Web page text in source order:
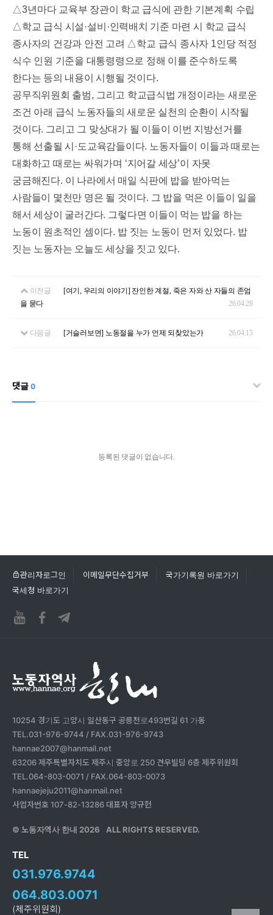
△3년마다 교육부 장관이 학교 급식에 관한 기본계획 수립
△학교 급식 시설 ·설비 ·인력배치 기준 마련 시 학교 급식
종사자의 건강과 안전 고려 △학교 급식 종사자 1인당 적정
식수 인원 기준을 대통령령으로 정해 이를 준수하도록
한다는 등의 내용이 시행될 것이다.
공무직위원회 출범, 그리고 학교급식법 개정이라는 새로운
조건 아래 급식 노동자들의 새로운 실천의 순환이 시작될
것이다. 그리고 그 맞상대가 될 이들이 이번 지방선거를
통해 선출될 시 · 도교육감들이다. 노동자들이 이들과 때로는
대화하고 때로는 싸워가며 ‘지어갈 세상’이 자못
궁금해진다. 이 나라에서 매일 식판에 밥을 받아먹는
사람들이 몇천만 명은 될 것이다. 그 밥을 먹은 이들이 일을
해서 세상이 굴러간다. 그렇다면 이들이 먹는 밥을 하는
노동이 원초적인 셈이다. 밥 짓는 노동이 먼저 있었다. 밥
짓는 노동자는 오늘도 세상을 짓고 있다.
이전글
[여기, 우리의 이야기] 잔인한 계절, 죽은 자와 산 자들의 존엄
을 묻다
26.04.28
다음글 [거슬러보면] 노동절을 누가 언제 되찾았는가 26.04.15
댓글 0
등록된 댓글이 없습니다.
관리자로그인 이메일무단수집거부
국가기록원 바로가기
국세청 바로가기
10254 경기도 고양시 일산동구 공릉천로493번길 61 가동
TEL.031-976-9744 / FAX.031-976-9743
hannae2007@hanmail.net
63206 제주특별자치도 제주시 중앙로 250 견우빌딩 6층 제주위원회
TEL.064-803-0071 / FAX.064-803-0073
hannaejeju2011@hanmail.net
사업자번호 107-82-13286 대표자 양규헌
© 노동자역사 한내 2026 ALL RIGHTS RESERVED.
TEL
031.976.9744
064.803.0071
(제주위원회)